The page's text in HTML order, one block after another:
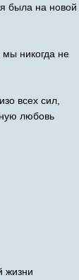
была на новой
никогда не
всех сил,
любовь
жизни